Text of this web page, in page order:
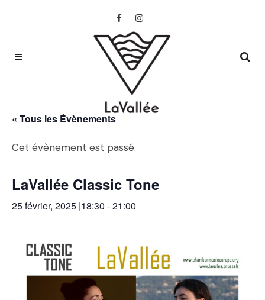
« Tous les Évènements
Cet évènement est passé.
LaVallée Classic Tone
25 février, 2025 |18:30 -21:00